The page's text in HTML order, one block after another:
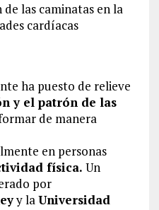
las caminatas en la
cardíacas
ha puesto de relieve
y el patrón de las
de manera
en personas
física. Un
por
y laUniversidad